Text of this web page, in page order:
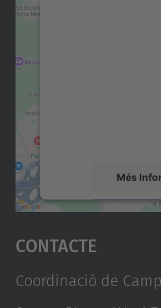
Més
powered by
Contacte
Coordinació de